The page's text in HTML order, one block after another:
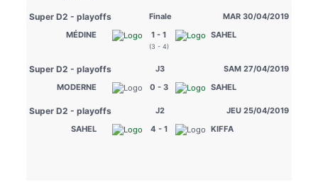
Super D2 - playoffs Finale
MAR 30/04/2019
MÉDINE
1 - 1
(3 - 4)
SAHEL
Super D2 - playoffs J3
SAM 27/04/2019
MODERNE
0 - 3 SAHEL
Super D2 - playoffs J2
JEU 25/04/2019
SAHEL
4 - 1 KIFFA